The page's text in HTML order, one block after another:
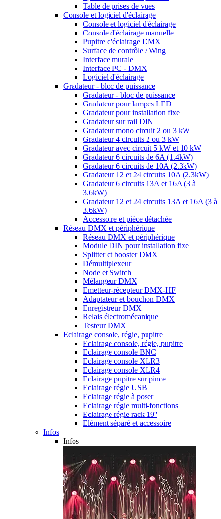
Table de prises de vues
Console et logiciel d'éclairage
Console et logiciel d'éclairage
Console d'éclairage manuelle
Pupitre d'éclairage DMX
Surface de contrôle / Wing
Interface murale
Interface PC - DMX
Logiciel d'éclairage
Gradateur - bloc de puissance
Gradateur - bloc de puissance
Gradateur pour lampes LED
Gradateur pour installation fixe
Gradateur sur rail DIN
Gradateur mono circuit 2 ou 3 kW
Gradateur 4 circuits 2 ou 3 kW
Gradateur avec circuit 5 kW et 10 kW
Gradateur 6 circuits de 6A (1.4kW)
Gradateur 6 circuits de 10A (2.3kW)
Gradateur 12 et 24 circuits 10A (2.3kW)
Gradateur 6 circuits 13A et 16A (3 à
3.6kW)
Gradateur 12 et 24 circuits 13A et 16A (3 à
3.6kW)
Accessoire et pièce détachée
Réseau DMX et périphérique
Réseau DMX et périphérique
Module DIN pour installation fixe
Splitter et booster DMX
Démultiplexeur
Node et Switch
Mélangeur DMX
Emetteur-récepteur DMX-HF
Adaptateur et bouchon DMX
Enregistreur DMX
Relais électromécanique
Testeur DMX
Eclairage console, régie, pupitre
Eclairage console, régie, pupitre
Eclairage console BNC
Eclairage console XLR3
Eclairage console XLR4
Eclairage pupitre sur pince
Eclairage régie USB
Eclairage régie à poser
Eclairage régie multi-fonctions
Eclairage régie rack 19''
Elément séparé et accessoire
Infos
Infos